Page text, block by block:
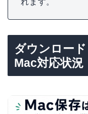
れます。
ダウンロー
Mac対応状況